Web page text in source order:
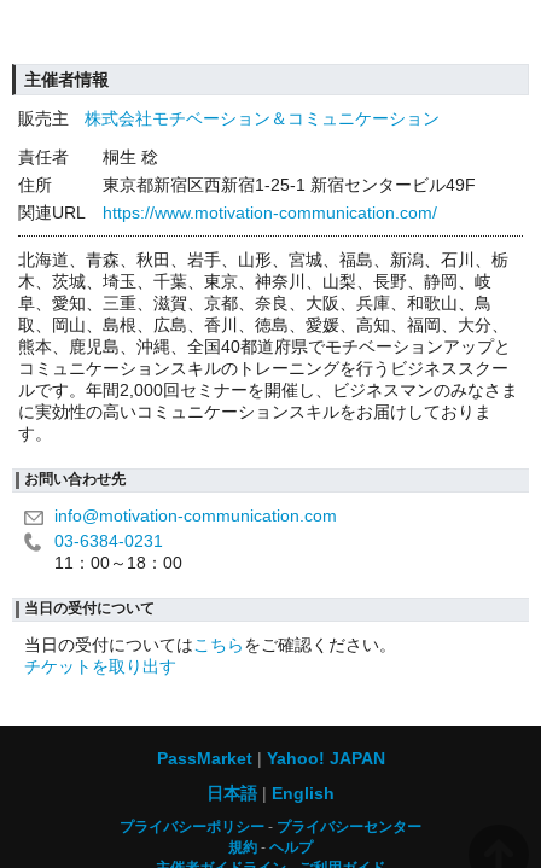
主催者情報
販売主
株式会社モチベーション＆コミュニケーション
責任者
桐生 稔
住所
東京都新宿区西新宿1-25-1 新宿センタービル49F
関連URL
https://www.motivation-communication.com/
北海道、青森、秋田、岩手、山形、宮城、福島、新潟、石川、栃
木、茨城、埼玉、千葉、東京、神奈川、山梨、長野、静岡、岐
阜、愛知、三重、滋賀、京都、奈良、大阪、兵庫、和歌山、鳥
取、岡山、島根、広島、香川、徳島、愛媛、高知、福岡、大分、
熊本、鹿児島、沖縄、全国40都道府県でモチベーションアップと
コミュニケーションスキルのトレーニングを行うビジネススクー
ルです。年間2,000回セミナーを開催し、ビジネスマンのみなさま
に実効性の高いコミュニケーションスキルをお届けしておりま
す。
お問い合わせ先
info@motivation-communication.com
03-6384-0231
11：00～18：00
当日の受付について
当日の受付についてはこちらをご確認ください。
チケットを取り出す
PassMarket
Yahoo! JAPAN
日本語
English
プライバシーポリシー
プライバシーセンター
規約
ヘルプ